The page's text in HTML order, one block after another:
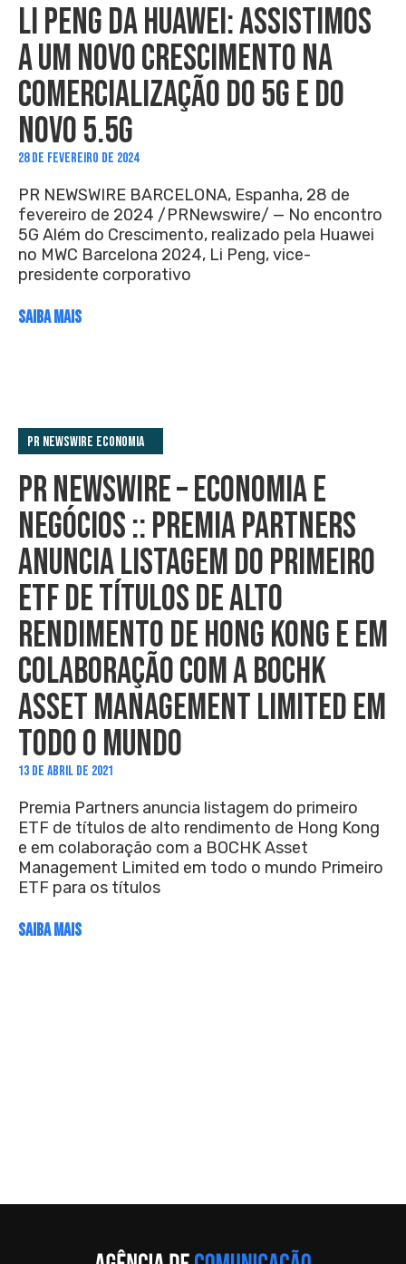
LI PENG DA HUAWEI: ASSISTIMOS
A UM NOVO CRESCIMENTO NA
COMERCIALIZAÇÃO DO 5G E DO
NOVO 5.5G
28 DE FEVEREIRO DE 2024
PR NEWSWIRE BARCELONA, Espanha, 28 de
fevereiro de 2024 /PRNewswire/ — No encontro
5G Além do Crescimento, realizado pela Huawei
no MWC Barcelona 2024, Li Peng, vice-
presidente corporativo
SAIBA MAIS
PR Newswire Economia
PR NEWSWIRE – ECONOMIA E
NEGÓCIOS :: PREMIA PARTNERS
ANUNCIA LISTAGEM DO PRIMEIRO
ETF DE TÍTULOS DE ALTO
RENDIMENTO DE HONG KONG E EM
COLABORAÇÃO COM A BOCHK
ASSET MANAGEMENT LIMITED EM
TODO O MUNDO
13 DE ABRIL DE 2021
Premia Partners anuncia listagem do primeiro
ETF de títulos de alto rendimento de Hong Kong
e em colaboração com a BOCHK Asset
Management Limited em todo o mundo Primeiro
ETF para os títulos
SAIBA MAIS